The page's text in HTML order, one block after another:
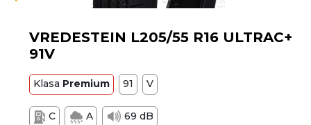
VREDESTEIN L205/55 R16 ULTRAC+
91V
Klasa Premium 91 V
C A 69 dB